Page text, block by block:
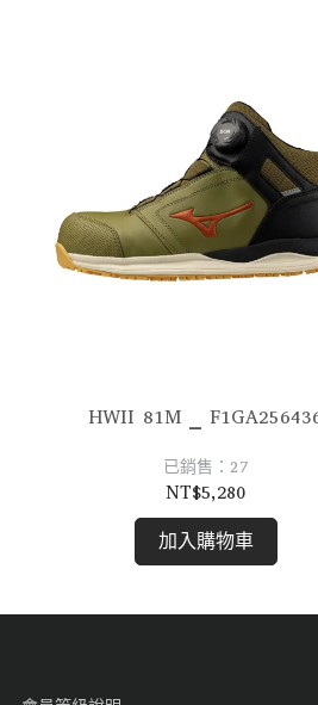
HWII 81M _
已銷售：27
NT$5,280
加入購物車